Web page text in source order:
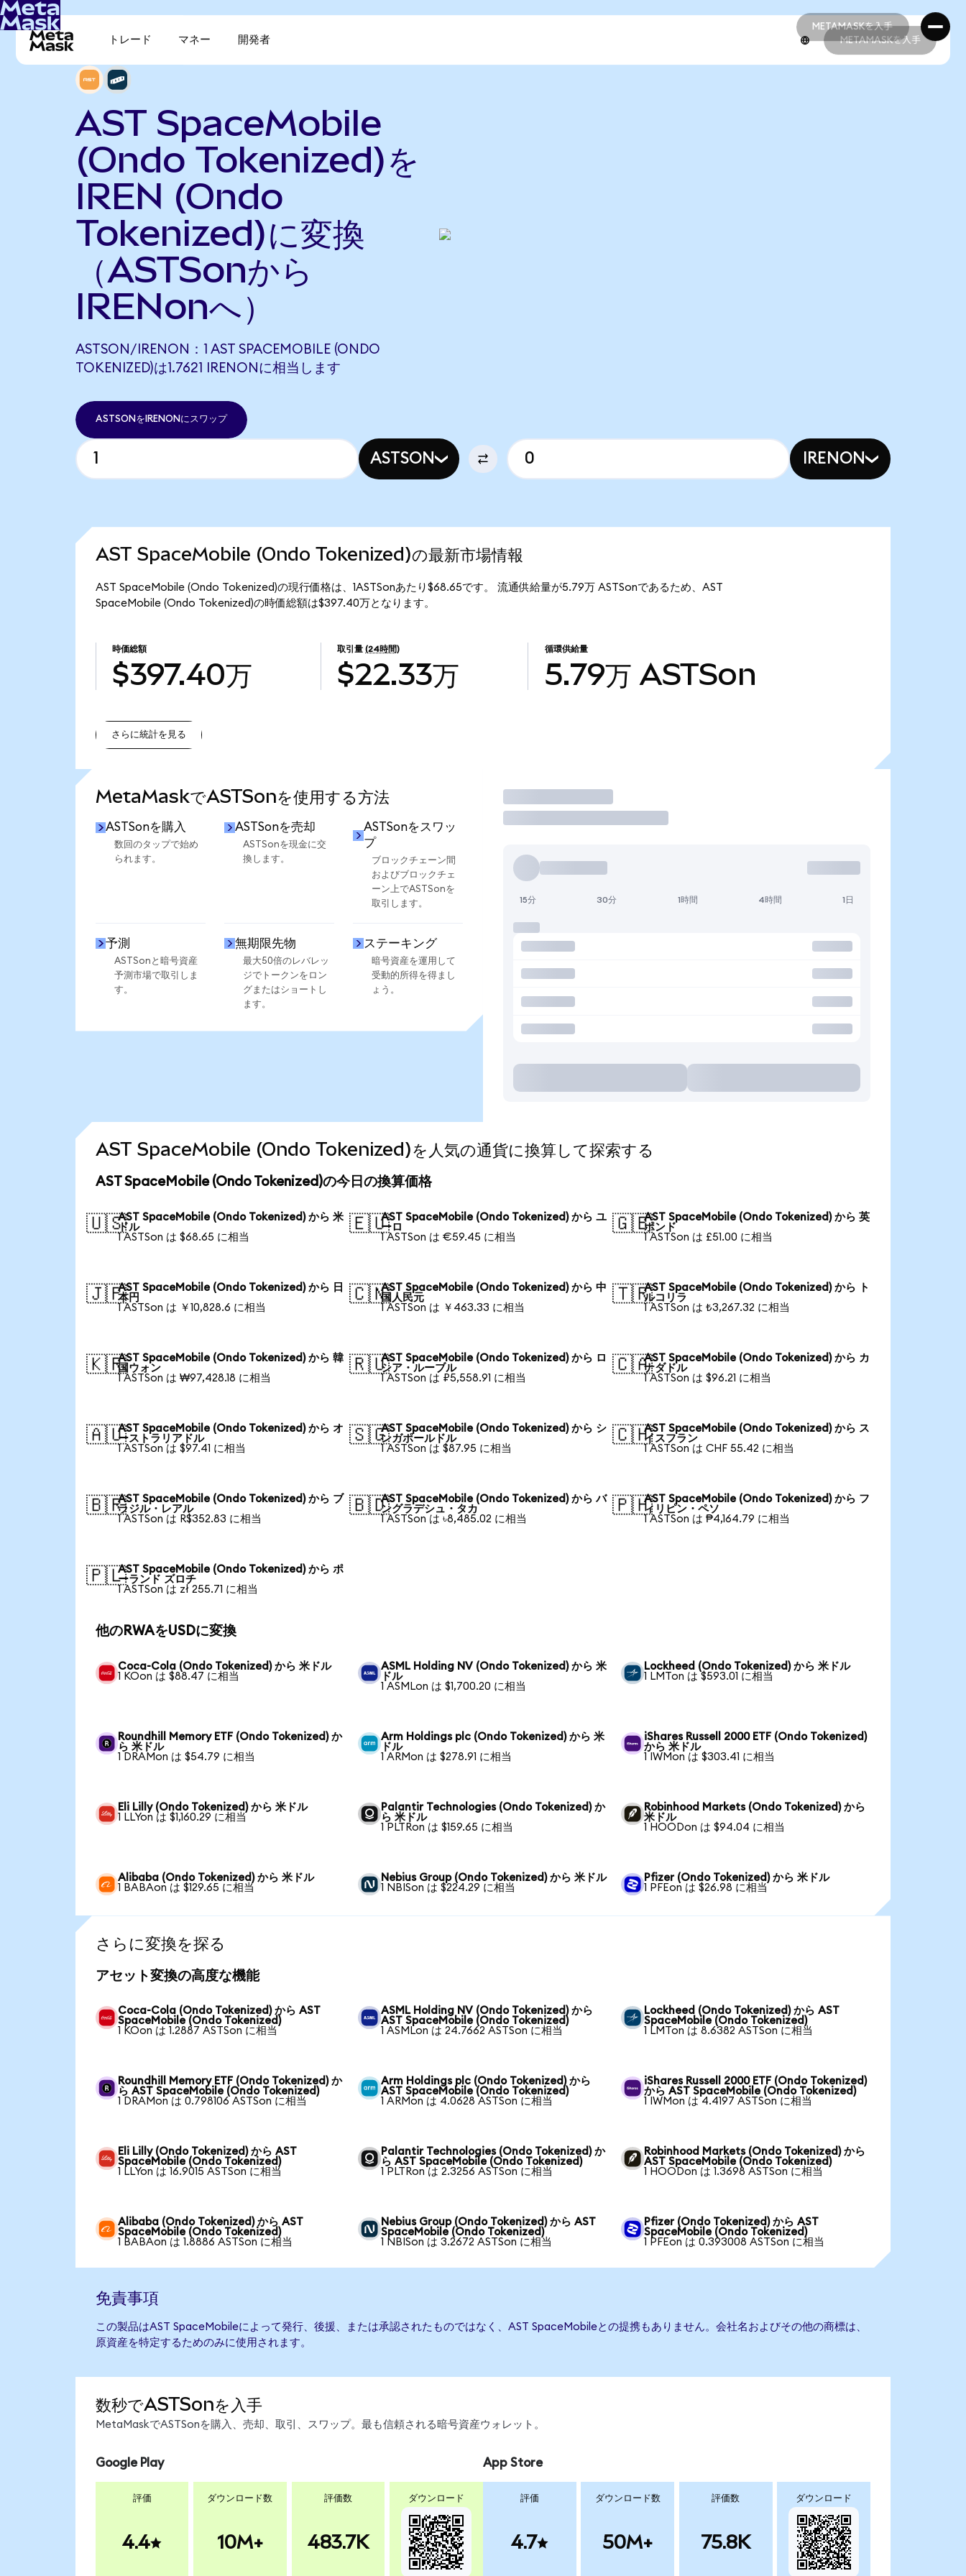
METAMASKを入手
METAMASKを入手
トレード マネー 開発者 METAMASKを入手
AST SpaceMobile
(Ondo Tokenized)を
IREN (Ondo
Tokenized)に変換
（ASTSonから
IRENonへ）
ASTSON/IRENON：1 AST SPACEMOBILE (ONDO
TOKENIZED)は1.7621 IRENONに相当します
ASTSONをIRENONにスワップ
ASTSON IRENON
AST SpaceMobile (Ondo Tokenized)の最新市場情報
AST SpaceMobile (Ondo Tokenized)の現行価格は、1ASTSonあたり$68.65です。 流通供給量が5.79万 ASTSonであるため、AST
SpaceMobile (Ondo Tokenized)の時価総額は$397.40万となります。
時価総額
$397.40万
取引量 (24時間)
$22.33万
循環供給量
5.79万 ASTSon
さらに統計を見る
MetaMaskでASTSonを使用する方法
ASTSonを購入
数回のタップで始め
られます。
ASTSonを売却
ASTSonを現金に交
換します。
ASTSonをスワッ
プ
ブロックチェーン間
およびブロックチェ
ーン上でASTSonを
取引します。
予測
ASTSonと暗号資産
予測市場で取引しま
す。
無期限先物
最大50倍のレバレッ
ジでトークンをロン
グまたはショートし
ます。
ステーキング
暗号資産を運用して
受動的所得を得まし
ょう。
取引
15分 30分 1時間 4時間 1日
AST SpaceMobile (Ondo Tokenized)を人気の通貨に換算して探索する
AST SpaceMobile (Ondo Tokenized)の今日の換算価格
🇺🇸AST SpaceMobile (Ondo Tokenized) から 米
ドル
1 ASTSon は $68.65 に相当
🇪🇺AST SpaceMobile (Ondo Tokenized) から ユ
ーロ
1 ASTSon は €59.45 に相当
🇬🇧AST SpaceMobile (Ondo Tokenized) から 英
ポンド
1 ASTSon は £51.00 に相当
🇯🇵AST SpaceMobile (Ondo Tokenized) から 日
本円
1 ASTSon は ￥10,828.6 に相当
🇨🇳AST SpaceMobile (Ondo Tokenized) から 中
国人民元
1 ASTSon は ￥463.33 に相当
🇹🇷AST SpaceMobile (Ondo Tokenized) から ト
ルコリラ
1 ASTSon は ₺3,267.32 に相当
🇰🇷AST SpaceMobile (Ondo Tokenized) から 韓
国ウォン
1 ASTSon は ₩97,428.18 に相当
🇷🇺AST SpaceMobile (Ondo Tokenized) から ロ
シア・ルーブル
1 ASTSon は ₽5,558.91 に相当
🇨🇦AST SpaceMobile (Ondo Tokenized) から カ
ナダドル
1 ASTSon は $96.21 に相当
🇦🇺AST SpaceMobile (Ondo Tokenized) から オ
ーストラリアドル
1 ASTSon は $97.41 に相当
🇸🇬AST SpaceMobile (Ondo Tokenized) から シ
ンガポールドル
1 ASTSon は $87.95 に相当
🇨🇭AST SpaceMobile (Ondo Tokenized) から ス
イスフラン
1 ASTSon は CHF 55.42 に相当
🇧🇷AST SpaceMobile (Ondo Tokenized) から ブ
ラジル・レアル
1 ASTSon は R$352.83 に相当
🇧🇩AST SpaceMobile (Ondo Tokenized) から バ
ングラデシュ・タカ
1 ASTSon は ৳8,485.02 に相当
🇵🇭AST SpaceMobile (Ondo Tokenized) から フ
ィリピン・ペソ
1 ASTSon は ₱4,164.79 に相当
🇵🇱AST SpaceMobile (Ondo Tokenized) から ポ
ーランド ズロチ
1 ASTSon は zł 255.71 に相当
他のRWAをUSDに変換
Coca-Cola (Ondo Tokenized) から 米ドル
1 KOon は $88.47 に相当
ASML Holding NV (Ondo Tokenized) から 米
ドル
1 ASMLon は $1,700.20 に相当
Lockheed (Ondo Tokenized) から 米ドル
1 LMTon は $593.01 に相当
Roundhill Memory ETF (Ondo Tokenized) か
ら 米ドル
1 DRAMon は $54.79 に相当
Arm Holdings plc (Ondo Tokenized) から 米
ドル
1 ARMon は $278.91 に相当
iShares Russell 2000 ETF (Ondo Tokenized)
から 米ドル
1 IWMon は $303.41 に相当
Eli Lilly (Ondo Tokenized) から 米ドル
1 LLYon は $1,160.29 に相当
Palantir Technologies (Ondo Tokenized) か
ら 米ドル
1 PLTRon は $159.65 に相当
Robinhood Markets (Ondo Tokenized) から
米ドル
1 HOODon は $94.04 に相当
Alibaba (Ondo Tokenized) から 米ドル
1 BABAon は $129.65 に相当
Nebius Group (Ondo Tokenized) から 米ドル
1 NBISon は $224.29 に相当
Pfizer (Ondo Tokenized) から 米ドル
1 PFEon は $26.98 に相当
さらに変換を探る
アセット変換の高度な機能
Coca-Cola (Ondo Tokenized) から AST
SpaceMobile (Ondo Tokenized)
1 KOon は 1.2887 ASTSon に相当
ASML Holding NV (Ondo Tokenized) から
AST SpaceMobile (Ondo Tokenized)
1 ASMLon は 24.7662 ASTSon に相当
Lockheed (Ondo Tokenized) から AST
SpaceMobile (Ondo Tokenized)
1 LMTon は 8.6382 ASTSon に相当
Roundhill Memory ETF (Ondo Tokenized) か
ら AST SpaceMobile (Ondo Tokenized)
1 DRAMon は 0.798106 ASTSon に相当
Arm Holdings plc (Ondo Tokenized) から
AST SpaceMobile (Ondo Tokenized)
1 ARMon は 4.0628 ASTSon に相当
iShares Russell 2000 ETF (Ondo Tokenized)
から AST SpaceMobile (Ondo Tokenized)
1 IWMon は 4.4197 ASTSon に相当
Eli Lilly (Ondo Tokenized) から AST
SpaceMobile (Ondo Tokenized)
1 LLYon は 16.9015 ASTSon に相当
Palantir Technologies (Ondo Tokenized) か
ら AST SpaceMobile (Ondo Tokenized)
1 PLTRon は 2.3256 ASTSon に相当
Robinhood Markets (Ondo Tokenized) から
AST SpaceMobile (Ondo Tokenized)
1 HOODon は 1.3698 ASTSon に相当
Alibaba (Ondo Tokenized) から AST
SpaceMobile (Ondo Tokenized)
1 BABAon は 1.8886 ASTSon に相当
Nebius Group (Ondo Tokenized) から AST
SpaceMobile (Ondo Tokenized)
1 NBISon は 3.2672 ASTSon に相当
Pfizer (Ondo Tokenized) から AST
SpaceMobile (Ondo Tokenized)
1 PFEon は 0.393008 ASTSon に相当
免責事項
この製品はAST SpaceMobileによって発行、後援、または承認されたものではなく、AST SpaceMobileとの提携もありません。会社名およびその他の商標は、
原資産を特定するためのみに使用されます。
数秒でASTSonを入手
MetaMaskでASTSonを購入、売却、取引、スワップ。最も信頼される暗号資産ウォレット。
Google Play
評価
4.4
ダウンロード数
10M+
評価数
483.7K
ダウンロード
App Store
評価
4.7
ダウンロード数
50M+
評価数
75.8K
ダウンロード